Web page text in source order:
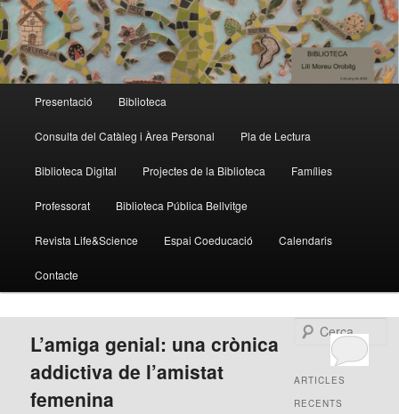
Aneu
al
contingut
Aneu
al
contingut
Presentació Biblioteca
Consulta del Catàleg i Àrea Personal Pla de Lectura
Biblioteca Digital Projectes de la Biblioteca Famílies
Professorat Biblioteca Pública Bellvitge
Revista Life&Science Espai Coeducació Calendaris
Contacte
L’amiga genial: una crònica
addictiva de l’amistat
femenina
c
ARTICLES
RECENTS